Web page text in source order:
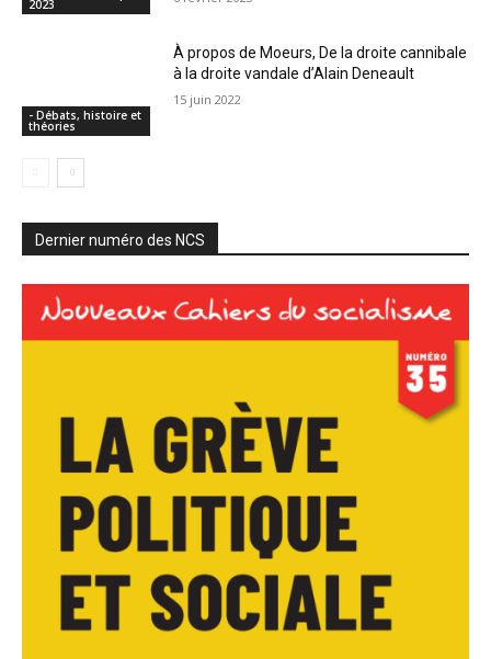
2023
- Débats, histoire et
théories
À propos de Moeurs, De la droite cannibale
à la droite vandale d’Alain Deneault
15 juin 2022
Dernier numéro des NCS